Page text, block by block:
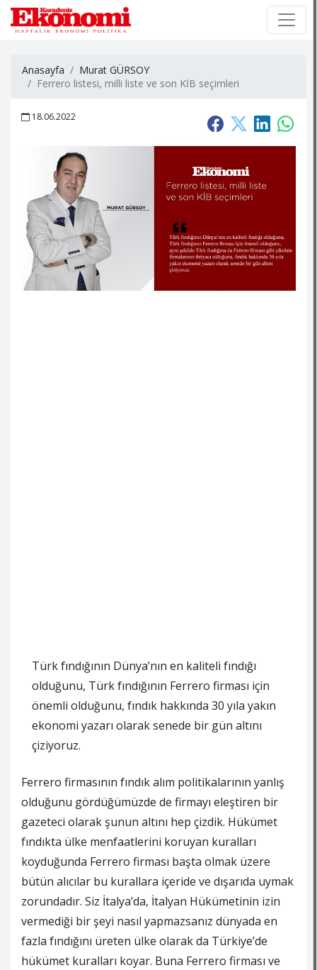
Anasayfa
Murat GÜRSOY
Ferrero listesi, milli liste ve son KİB seçimleri
18.06.2022
Türk fındığının Dünya’nın en kaliteli fındığı
olduğunu, Türk fındığının Ferrero firması için
önemli olduğunu, fındık hakkında 30 yıla yakın
ekonomi yazarı olarak senede bir gün altını
çiziyoruz.
Ferrero firmasının fındık alım politikalarının yanlış
olduğunu gördüğümüzde de firmayı eleştiren bir
gazeteci olarak şunun altını hep çizdik. Hükümet
fındıkta ülke menfaatlerini koruyan kuralları
koyduğunda Ferrero firması başta olmak üzere
bütün alıcılar bu kurallara içeride ve dışarıda uymak
zorundadır. Siz İtalya’da, İtalyan Hükümetinin izin
vermediği bir şeyi nasıl yapmazsanız dünyada en
fazla fındığını üreten ülke olarak da Türkiye’de
hükümet kuralları koyar. Buna Ferrero firması ve
×
×